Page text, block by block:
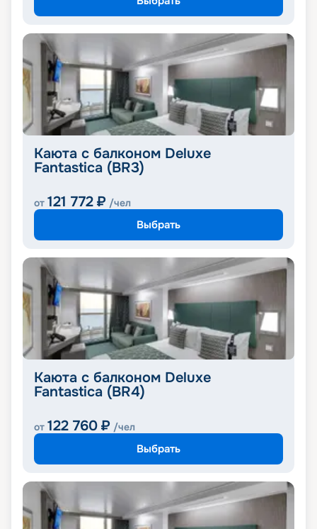
Каюта с балконом Deluxe
Fantastica (BR3)
от 121 772 ₽ /чел
Выбрать
Каюта с балконом Deluxe
Fantastica (BR4)
от 122 760 ₽ /чел
Выбрать